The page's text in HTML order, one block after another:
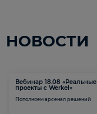
НОВОСТИ
Вебинар 18.08 «Реальные
проекты с Werkel»
Пополняем арсенал решений